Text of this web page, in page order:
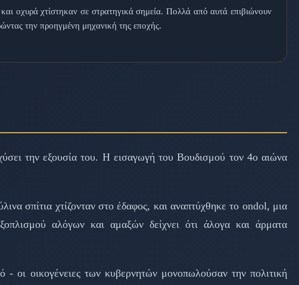
οχυρά χτίστηκαν σε στρατηγικά σημεία. Πολλά από αυτά επιβιώνουν
την προηγμένη μηχανική της εποχής.
την εξουσία του. Η εισαγωγή του Βουδισμού τον 4ο αιώνα
σπίτια χτίζονταν στο έδαφος, και αναπτύχθηκε το ondol, μια
αλόγων και αμαξών δείχνει ότι άλογα και άρματα
οικογένειες των κυβερνητών μονοπωλούσαν την πολιτική